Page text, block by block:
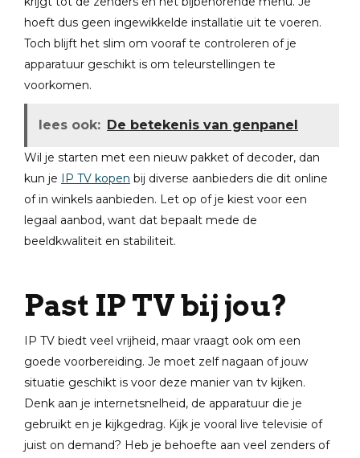
hoeft dus geen ingewikkelde installatie uit te voeren.
Toch blijft het slim om vooraf te controleren of je
apparatuur geschikt is om teleurstellingen te
voorkomen.
lees ook: De betekenis van genpanel
Wil je starten met een nieuw pakket of decoder, dan
kun je IP TV kopen bij diverse aanbieders die dit online
of in winkels aanbieden. Let op of je kiest voor een
legaal aanbod, want dat bepaalt mede de
beeldkwaliteit en stabiliteit.
Past IP TV bij jou?
IP TV biedt veel vrijheid, maar vraagt ook om een
goede voorbereiding. Je moet zelf nagaan of jouw
situatie geschikt is voor deze manier van tv kijken.
Denk aan je internetsnelheid, de apparatuur die je
gebruikt en je kijkgedrag. Kijk je vooral live televisie of
juist on demand? Heb je behoefte aan veel zenders of